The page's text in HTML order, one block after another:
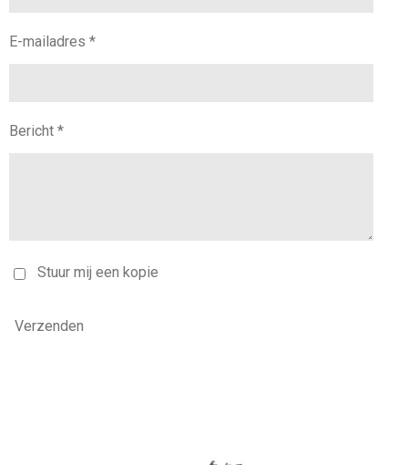
E-mailadres *
Bericht *
Stuur mij een kopie
Verzenden